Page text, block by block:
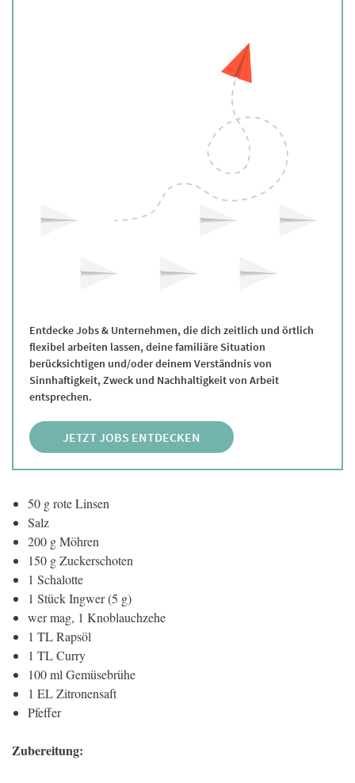
Entdecke Jobs & Unternehmen, die dich zeitlich und örtlich
flexibel arbeiten lassen, deine familiäre Situation
berücksichtigen und/oder deinem Verständnis von
Sinnhaftigkeit, Zweck und Nachhaltigkeit von Arbeit
entsprechen.
JETZT JOBS ENTDECKEN
50 g rote Linsen
Salz
200 g Möhren
150 g Zuckerschoten
1 Schalotte
1 Stück Ingwer (5 g)
wer mag, 1 Knoblauchzehe
1 TL Rapsöl
1 TL Curry
100 ml Gemüsebrühe
1 EL Zitronensaft
Pfeffer
Zubereitung: